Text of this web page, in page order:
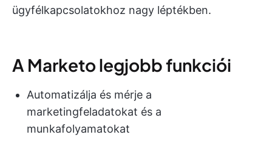
ügyfélkapcsolatokhoz nagy léptékben.
A Marketo legjobb funkciói
Automatizálja és mérje a
marketingfeladatokat és a
munkafolyamatokat